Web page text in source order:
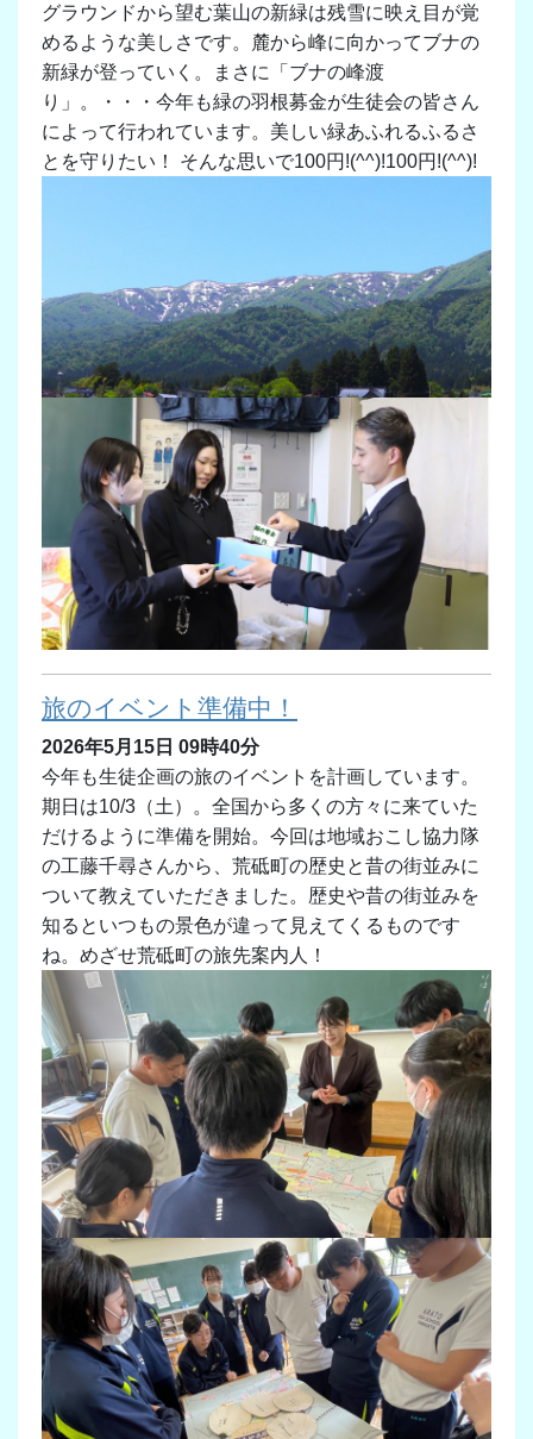
グラウンドから望む葉山の新緑は残雪に映え目が覚
めるような美しさです。麓から峰に向かってブナの
新緑が登っていく。まさに「ブナの峰渡
り」。・・・今年も緑の羽根募金が生徒会の皆さん
によって行われています。美しい緑あふれるふるさ
とを守りたい！ そんな思いで100円!(^^)!100円!(^^)!
旅のイベント準備中！
2026年5月15日 09時40分
今年も生徒企画の旅のイベントを計画しています。
期日は10/3（土）。全国から多くの方々に来ていた
だけるように準備を開始。今回は地域おこし協力隊
の工藤千尋さんから、荒砥町の歴史と昔の街並みに
ついて教えていただきました。歴史や昔の街並みを
知るといつもの景色が違って見えてくるものです
ね。めざせ荒砥町の旅先案内人！